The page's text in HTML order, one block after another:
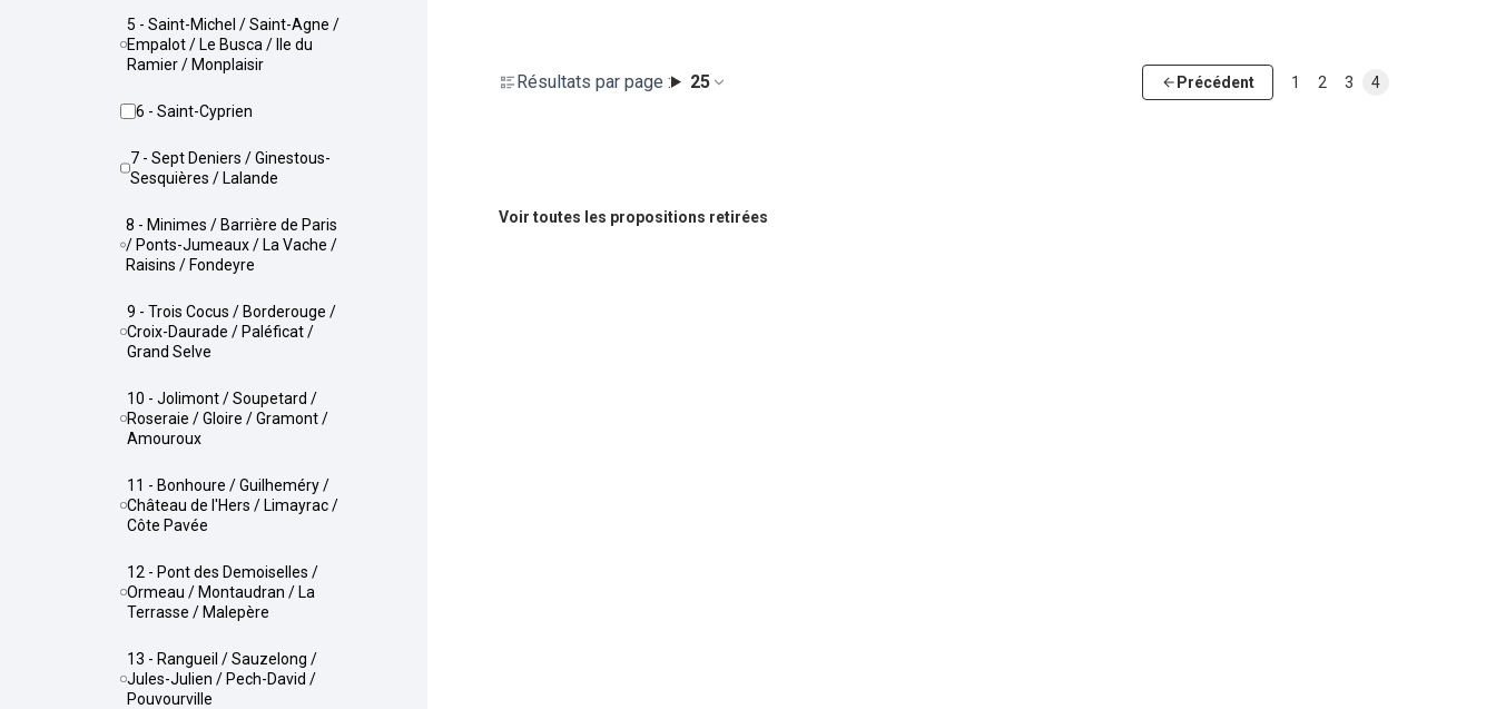
5 - Saint-Michel / Saint-Agne /
Empalot / Le Busca / Ile du
Ramier / Monplaisir
6 - Saint-Cyprien
7 - Sept Deniers / Ginestous-
Sesquières / Lalande
8 - Minimes / Barrière de Paris
/ Ponts-Jumeaux / La Vache /
Raisins / Fondeyre
9 - Trois Cocus / Borderouge /
Croix-Daurade / Paléficat /
Grand Selve
10 - Jolimont / Soupetard /
Roseraie / Gloire / Gramont /
Amouroux
11 - Bonhoure / Guilheméry /
Château de l'Hers / Limayrac /
Côte Pavée
12 - Pont des Demoiselles /
Ormeau / Montaudran / La
Terrasse / Malepère
13 - Rangueil / Sauzelong /
Jules-Julien / Pech-David /
Pouvourville
Résultats par page : 25 Précédent 1 2 3 4
Voir toutes les propositions retirées